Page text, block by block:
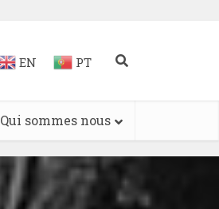
EN PT
Qui sommes nous